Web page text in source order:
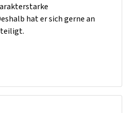
hat er sich gerne an